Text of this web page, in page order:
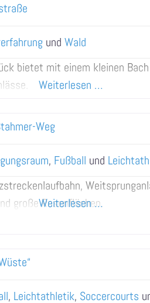
und Wald
bietet mit einem kleinen
Weiterlesen …
Weg
, Fußball und
große Rasenflächen.
Weiterlesen …
, Leichtathletik, Soccercourts